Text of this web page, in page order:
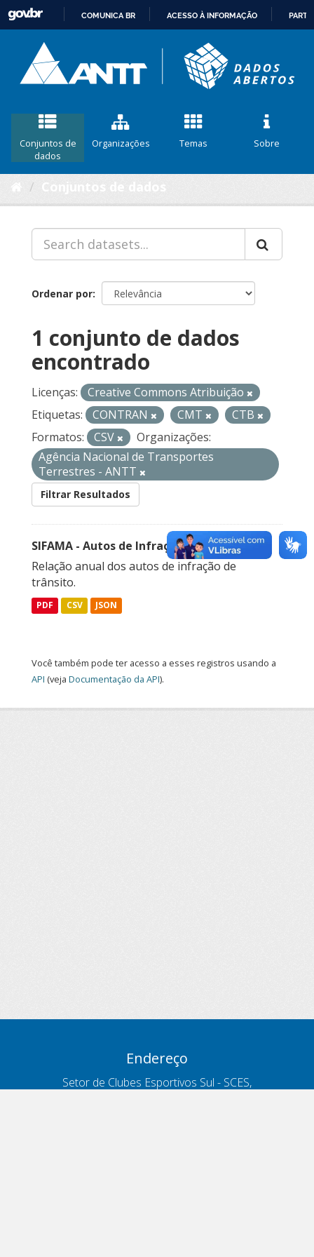
CONTEÚDO
COMUNICA BR ACESSO À INFORMAÇÃO
Conjuntos de
dados
Organizações Temas Sobre
Ordenar por
1 conjunto de dados
encontrado
Licenças:
Creative Commons Atribuição
Etiquetas:
CONTRAN CMT
CTB
Formatos:
CSV
Organizações:
Agência Nacional de Transportes
Terrestres - ANTT
Filtrar Resultados
SIFAMA - Autos de Infração de Trânsito
Relação anual dos autos de infração de
trânsito.
PDF CSV JSON
Você também pode ter acesso a esses registros usando a
API (veja Documentação da API).
Endereço
Setor de Clubes Esportivos Sul - SCES,